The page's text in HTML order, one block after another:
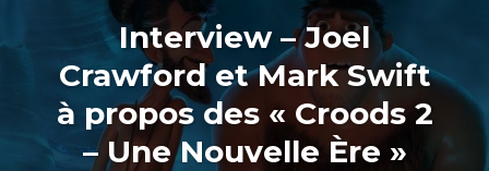
Interview – Joel
Crawford et Mark Swift
à propos des « Croods 2
– Une Nouvelle Ère »